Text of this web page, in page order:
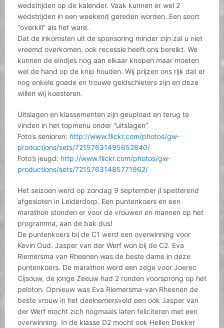
wedstrijden op de kalender. Vaak kunnen er wel 2
wedstrijden in een weekend gereden worden. Een soort
“overkill” als het ware.
Dat de inkomsten uit de sponsoring minder zijn zal u niet
vreemd overkomen, ook recessie heeft ons bereikt. We
kunnen de eindjes nog aan elkaar knopen maar moeten
wel de hand op de knip houden. Wij prijzen ons rijk dat er
nog enkele goede en trouwe geldschieters zijn en deze
willen wij koesteren.
Uitslagen en klassementen zijn geupload en terug te
vinden in het topmenu onder “uitslagen”
Foto’s senioren: http://www.flickr.com/photos/gw-
productions/sets/72157631495652840/
Foto’s jeugd: http://www.flickr.com/photos/gw-
productions/sets/72157631485771962/
Het seizoen werd op zondag 9 september jl spetterend
afgesloten in Leiderdorp. Een puntenkoers en een
marathon stonden er voor de vrouwen en mannen op het
programma, aan de bak dus!
De puntenkoers bij de C1 werd een overwinning voor
Kevin Oud. Jasper van der Werf won bij de C2. Eva
Riemersma van Rheenen was de beste dame in deze
puntenkoers. De marathon werd een zege voor Joerec
Cijsouw, de jonge Zeeuw had 2 ronden voorsprong op het
peloton. Opnieuw was Eva Riemersma-van Rheenen de
beste vrouw in het deelnemersveld een ook Jasper van
der Werf mocht zich nogmaals laten feliciteren met een
overwinning. In de klasse D2 mocht ook Hellen Dekker